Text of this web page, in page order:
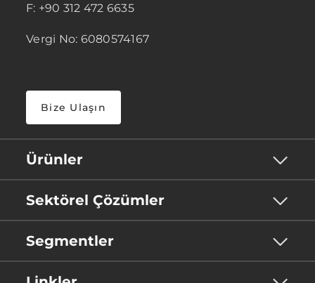
F: +90 312 472 6635
Vergi No: 6080574167
Bize Ulaşın
Ürünler
Sektörel Çözümler
Segmentler